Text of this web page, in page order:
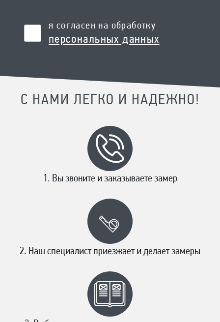
я согласен на обработку
персональных данных
С НАМИ ЛЕГКО И НАДЕЖНО!
Вы звоните и заказываете замер
Наш специалист приезжает и делает замеры